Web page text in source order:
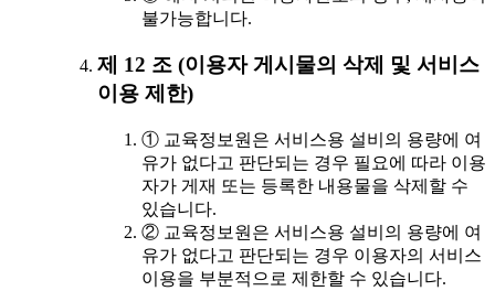
불가능합니다.
제 12 조 (이용자 게시물의 삭제 및 서비스
이용 제한)
① 교육정보원은 서비스용 설비의 용량에 여
유가 없다고 판단되는 경우 필요에 따라 이용
자가 게재 또는 등록한 내용물을 삭제할 수
있습니다.
② 교육정보원은 서비스용 설비의 용량에 여
유가 없다고 판단되는 경우 이용자의 서비스
이용을 부분적으로 제한할 수 있습니다.